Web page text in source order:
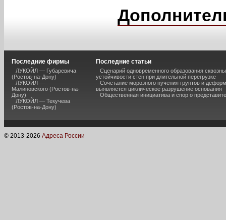
Последние фирмы
ЛУКОЙЛ — Губаревича
(Ростов-на-Дону)
ЛУКОЙЛ —
Малиновского (Ростов-на-
Дону)
ЛУКОЙЛ — Текучева
(Ростов-на-Дону)
Последние статьи
Сценарий одновременного образования
устойчивости стен при длительной перегрузке
Сочетание морозного пучения грунтов и
выявляется циклическое разрушение основания
Общественная инициатива и спор о
© 2013-2026 Адреса России